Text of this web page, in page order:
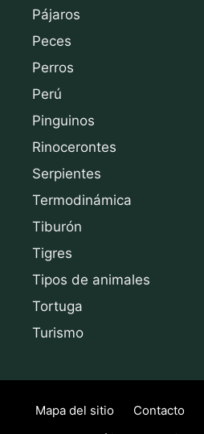
Pájaros
Peces
Perros
Perú
Pinguinos
Rinocerontes
Serpientes
Termodinámica
Tiburón
Tigres
Tipos de animales
Tortuga
Turismo
Mapa del sitio Contacto